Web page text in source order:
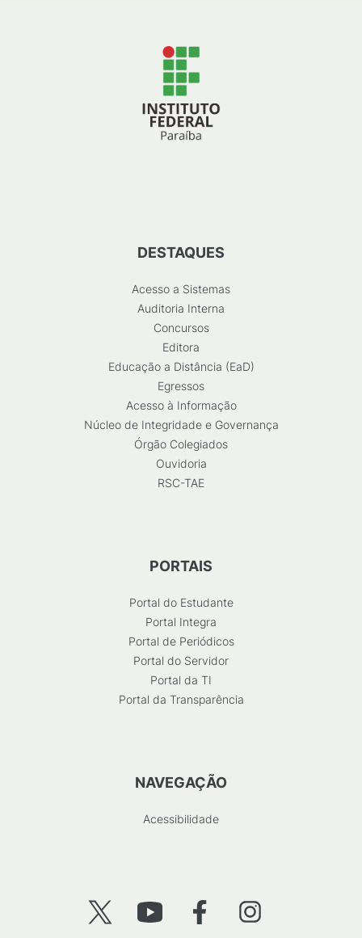
DESTAQUES
Acesso a Sistemas
Auditoria Interna
Concursos
Editora
Educação a Distância (EaD)
Egressos
Acesso à Informação
Núcleo de Integridade e Governança
Órgão Colegiados
Ouvidoria
RSC-TAE
PORTAIS
Portal do Estudante
Portal Integra
Portal de Periódicos
Portal do Servidor
Portal da TI
Portal da Transparência
NAVEGAÇÃO
Acessibilidade